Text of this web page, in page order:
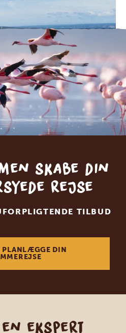
skabe din
rejse
TILBUD
PLANLÆGGE DIN
ekspert